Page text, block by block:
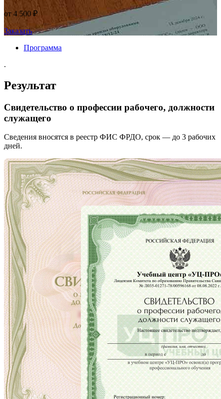
от 4 500 ₽
Заказать
Программа
.
Результат
Свидетельство о профессии рабочего, должности
служащего
Сведения вносятся в реестр ФИС ФРДО, срок — до 3 рабочих
дней.